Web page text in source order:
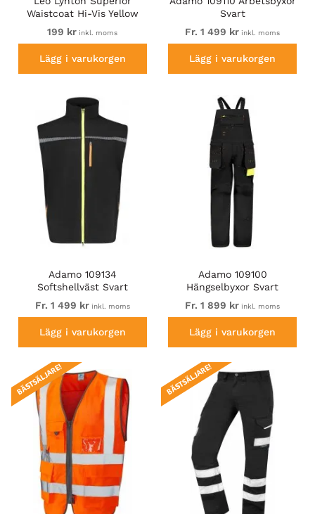
Waistcoat Hi-Vis Yellow
199 kr inkl. moms
Lägg i varukorgen
Svart
Fr. 1 499 kr inkl. moms
Lägg i varukorgen
Adamo 109134
Softshellväst Svart
Fr. 1 499 krinkl. moms
Lägg i varukorgen
Adamo 109100
Hängselbyxor Svart
Fr. 1 899 kr inkl. moms
Lägg i varukorgen
BÄSTSÄLJARE! BÄSTSÄLJARE!